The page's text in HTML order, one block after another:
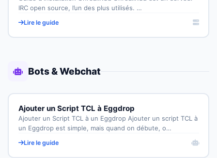
IRC open source, l’un des plus utilisés. …
Lire le guide
Bots & Webchat
Ajouter un Script TCL à Eggdrop
Ajouter un Script TCL à un Eggdrop Ajouter un script TCL à
un Eggdrop est simple, mais quand on débute, o…
Lire le guide